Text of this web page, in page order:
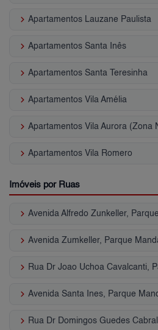
keyboard_arrow_right Apartamentos Lauzane Paulista
keyboard_arrow_right Apartamentos Santa Inês
keyboard_arrow_right Apartamentos Santa Teresinha
keyboard_arrow_right Apartamentos Vila Amélia
keyboard_arrow_right Apartamentos Vila Aurora (Zona
keyboard_arrow_right Apartamentos Vila Romero
Imóveis por Ruas
keyboard_arrow_right Avenida Alfredo Zunkeller,
keyboard_arrow_right Avenida Zumkeller, Parque
keyboard_arrow_right Rua Dr Joao Uchoa Cavalcanti,
keyboard_arrow_right Avenida Santa Ines, Parque
keyboard_arrow_right